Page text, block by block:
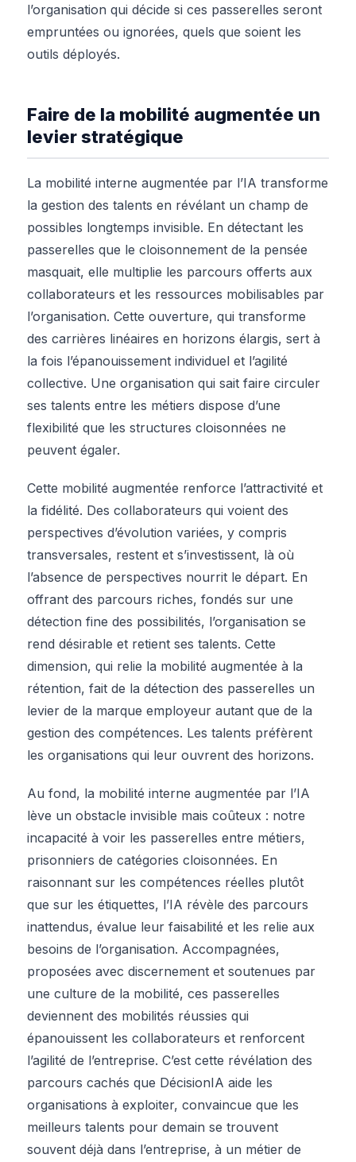
l’organisation qui décide si ces passerelles seront
empruntées ou ignorées, quels que soient les
outils déployés.
Faire de la mobilité augmentée un
levier stratégique
La mobilité interne augmentée par l’IA transforme
la gestion des talents en révélant un champ de
possibles longtemps invisible. En détectant les
passerelles que le cloisonnement de la pensée
masquait, elle multiplie les parcours offerts aux
collaborateurs et les ressources mobilisables par
l’organisation. Cette ouverture, qui transforme
des carrières linéaires en horizons élargis, sert à
la fois l’épanouissement individuel et l’agilité
collective. Une organisation qui sait faire circuler
ses talents entre les métiers dispose d’une
flexibilité que les structures cloisonnées ne
peuvent égaler.
Cette mobilité augmentée renforce l’attractivité et
la fidélité. Des collaborateurs qui voient des
perspectives d’évolution variées, y compris
transversales, restent et s’investissent, là où
l’absence de perspectives nourrit le départ. En
offrant des parcours riches, fondés sur une
détection fine des possibilités, l’organisation se
rend désirable et retient ses talents. Cette
dimension, qui relie la mobilité augmentée à la
rétention, fait de la détection des passerelles un
levier de la marque employeur autant que de la
gestion des compétences. Les talents préfèrent
les organisations qui leur ouvrent des horizons.
Au fond, la mobilité interne augmentée par l’IA
lève un obstacle invisible mais coûteux : notre
incapacité à voir les passerelles entre métiers,
prisonniers de catégories cloisonnées. En
raisonnant sur les compétences réelles plutôt
que sur les étiquettes, l’IA révèle des parcours
inattendus, évalue leur faisabilité et les relie aux
besoins de l’organisation. Accompagnées,
proposées avec discernement et soutenues par
une culture de la mobilité, ces passerelles
deviennent des mobilités réussies qui
épanouissent les collaborateurs et renforcent
l’agilité de l’entreprise. C’est cette révélation des
parcours cachés que DécisionIA aide les
organisations à exploiter, convaincue que les
meilleurs talents pour demain se trouvent
souvent déjà dans l’entreprise, à un métier de